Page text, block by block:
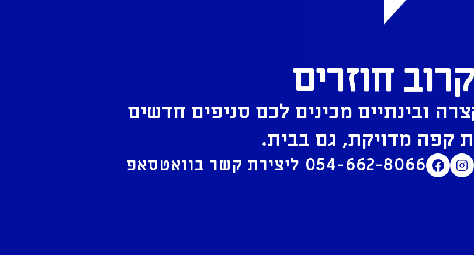
חוזרים
ובינתיים מכינים לכם סניפים חדשים
קפה מדויקת, גם בבית.
054-662-8066